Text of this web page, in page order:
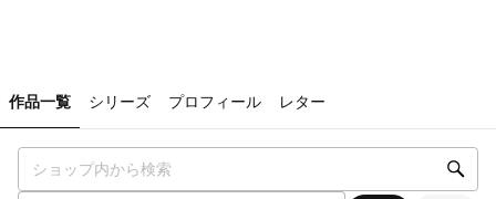
作品一覧 シリーズ プロフィール レター